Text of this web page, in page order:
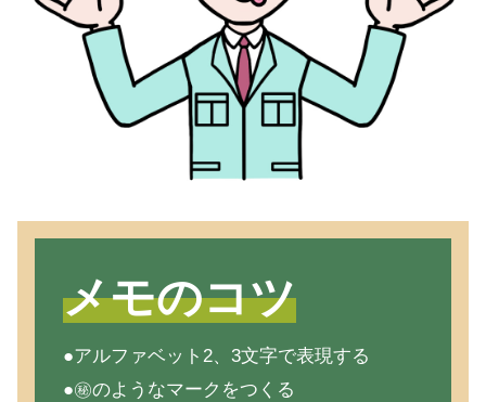
メモのコツ
●アルファベット2、3文字で表現する
●㊙のようなマークをつくる